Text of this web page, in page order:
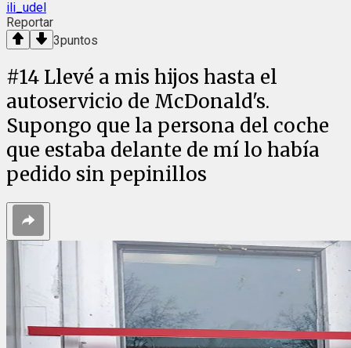
ili_udel
Reportar
3puntos
#14 Llevé a mis hijos hasta el
autoservicio de McDonald's.
Supongo que la persona del coche
que estaba delante de mí lo había
pedido sin pepinillos